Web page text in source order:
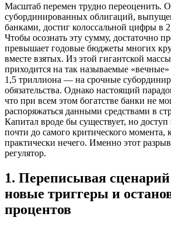
Масштаб перемен трудно переоценить.
субординированных облигаций,
банками, достиг колоссальной цифры в
Чтобы осознать эту сумму, достаточно
превышает годовые бюджеты многих
вместе взятых. Из этой гигантской
приходится на так называемые
1,5 триллиона — на срочные
обязательства. Однако настоящий
что при всем этом богатстве банки не
распоряжаться данными средствами в
Капитал вроде бы существует, но
почти до самого критического момента,
практически нечего. Именно этот
регулятор.
1. Переписывая
новые триггеры и
процентов